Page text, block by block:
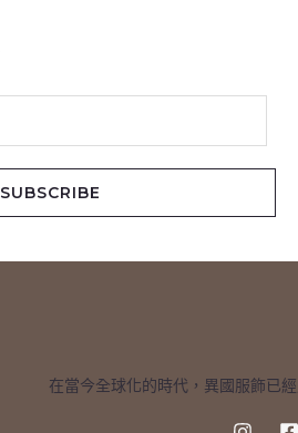
SUBSCRIBE
在當今全球化的時代，異國服飾已